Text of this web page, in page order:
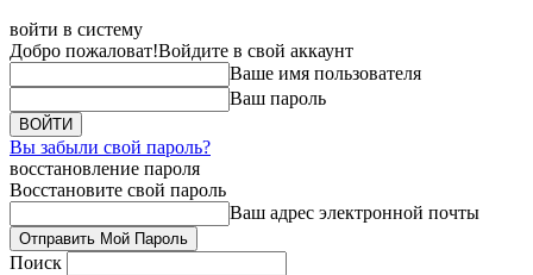
войти в систему
Добро пожаловат!Войдите в свой аккаунт
Ваше имя пользователя
Ваш пароль
Вы забыли свой пароль?
восстановление пароля
Восстановите свой пароль
Ваш адрес электронной почты
Поиск